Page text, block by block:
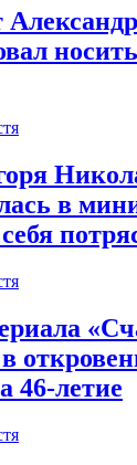
в
46-летие